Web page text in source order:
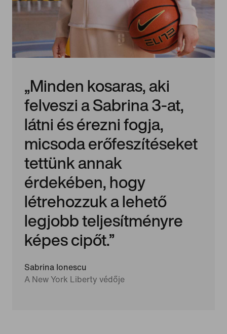
„Minden kosaras, aki
felveszi a Sabrina 3-at,
látni és érezni fogja,
micsoda erőfeszítéseket
tettünk annak
érdekében, hogy
létrehozzuk a lehető
legjobb teljesítményre
képes cipőt.”
Sabrina Ionescu
A New York Liberty védője